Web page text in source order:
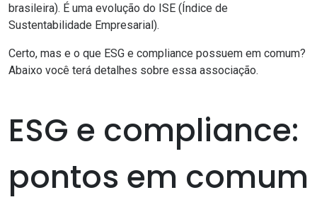
brasileira). É uma evolução do ISE (Índice de
Sustentabilidade Empresarial).
Certo, mas e o que ESG e compliance possuem em comum?
Abaixo você terá detalhes sobre essa associação.
ESG e compliance:
pontos em comum